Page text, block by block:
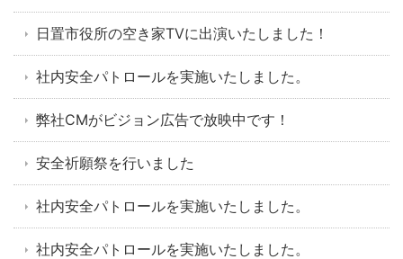
日置市役所の空き家TVに出演いたしました！
社内安全パトロールを実施いたしました。
弊社CMがビジョン広告で放映中です！
安全祈願祭を行いました
社内安全パトロールを実施いたしました。
社内安全パトロールを実施いたしました。